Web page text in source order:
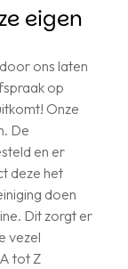
eigen
ons laten
op
Onze
De
en er
deze het
doen
Dit zorgt er
vezel
tot Z